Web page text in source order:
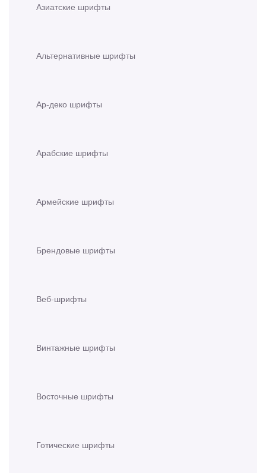
Азиатские шрифты
Альтернативные шрифты
Ар-деко шрифты
Арабские шрифты
Армейские шрифты
Брендовые шрифты
Веб-шрифты
Винтажные шрифты
Восточные шрифты
Готические шрифты